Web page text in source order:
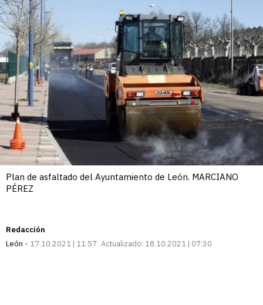
Plan de asfaltado del Ayuntamiento de León. MARCIANO
PÉREZ
Redacción
León
17.10.2021 | 11:57 Actualizado: 18.10.2021 | 07:30